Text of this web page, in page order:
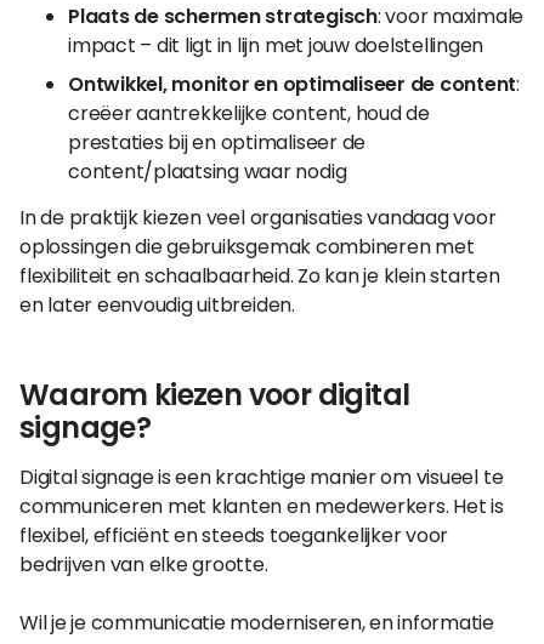
Plaats de schermen strategisch: voor maximale
impact – dit ligt in lijn met jouw doelstellingen
Ontwikkel, monitor en optimaliseer de content:
creëer aantrekkelijke content, houd de
prestaties bij en optimaliseer de
content/plaatsing waar nodig
In de praktijk kiezen veel organisaties vandaag voor
oplossingen die gebruiksgemak combineren met
flexibiliteit en schaalbaarheid. Zo kan je klein starten
en later eenvoudig uitbreiden.
Waarom kiezen voor digital
signage?
Digital signage is een krachtige manier om visueel te
communiceren met klanten en medewerkers. Het is
flexibel, efficiënt en steeds toegankelijker voor
bedrijven van elke grootte.
Wil je je communicatie moderniseren, en informatie